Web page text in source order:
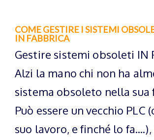
COME GESTIRE I SISTEMI
IN FABBRICA
Gestire sistemi obsoleti IN
Alzi la mano chi non ha
sistema obsoleto nella sua
Può essere un vecchio PLC
suo lavoro, e finché lo fa....),